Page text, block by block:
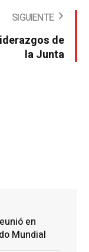
SIGUIENTE
de
la Junta
en
Mundial